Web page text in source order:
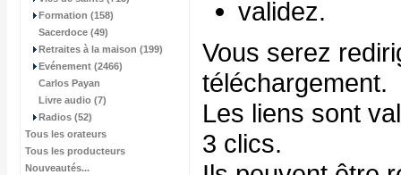
Formation (158)
Sacerdoce (49)
Retraites à la maison (199)
Evénement (2466)
Carlos Payan
Livre audio (7)
Radios (52)
Tous les orateurs
Tous les producteurs
Nouveautés...
validez.
Vous serez
téléchargement.
Les liens sont
3 clics.